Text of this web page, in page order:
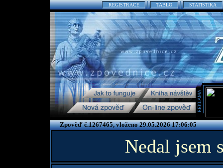
REGISTRACE TABLO STATISTIKA
Zpověď č.1267465, vloženo 29.05.2026 17:06:05
Nedal jsem